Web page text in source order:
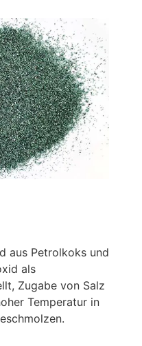
aus Petrolkoks und
als
Zugabe von Salz
Temperatur in